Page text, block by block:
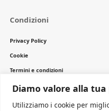
Diamo valore alla tua
Utilizziamo i cookie per
Condizioni
Privacy Policy
Cookie
Termini e condizioni
Copyright